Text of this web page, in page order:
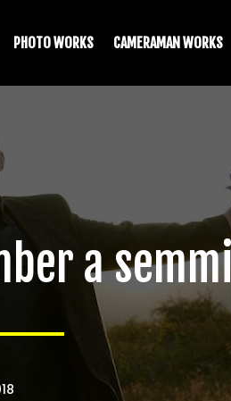
PHOTO WORKS CAMERAMAN WORKS
a